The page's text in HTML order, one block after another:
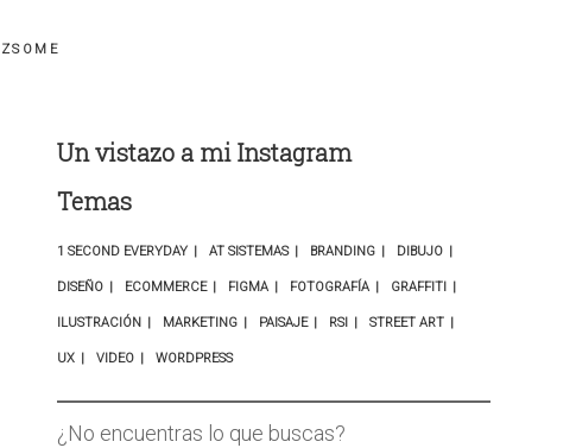
Un vistazo a mi Instagram
Temas
1 SECOND EVERYDAY AT SISTEMAS BRANDING DIBUJO
DISEÑO ECOMMERCE FIGMA FOTOGRAFÍA GRAFFITI
ILUSTRACIÓN MARKETING PAISAJE RSI STREET ART
UX VIDEO WORDPRESS
¿No encuentras lo que buscas?